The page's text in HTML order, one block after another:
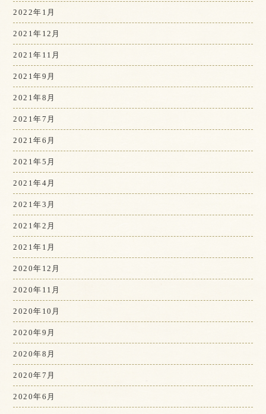
2022年1月
2021年12月
2021年11月
2021年9月
2021年8月
2021年7月
2021年6月
2021年5月
2021年4月
2021年3月
2021年2月
2021年1月
2020年12月
2020年11月
2020年10月
2020年9月
2020年8月
2020年7月
2020年6月